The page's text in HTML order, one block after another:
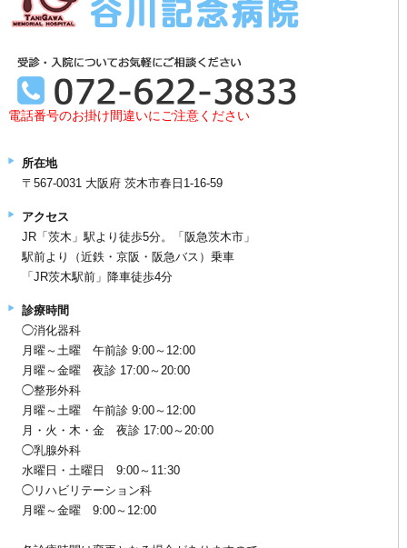
電話番号のお掛け間違いにご注意ください
所在地
〒567-0031 大阪府 茨木市春日1-16-59
アクセス
JR「茨木」駅より徒歩5分。「阪急茨木市」
駅前より（近鉄・京阪・阪急バス）乗車
「JR茨木駅前」降車徒歩4分
診療時間
◯消化器科
月曜～土曜 午前診 9:00～12:00
月曜～金曜 夜診 17:00～20:00
◯整形外科
月曜～土曜 午前診 9:00～12:00
月・火・木・金 夜診 17:00～20:00
◯乳腺外科
水曜日・土曜日 9:00～11:30
◯リハビリテーション科
月曜～金曜 9:00～12:00